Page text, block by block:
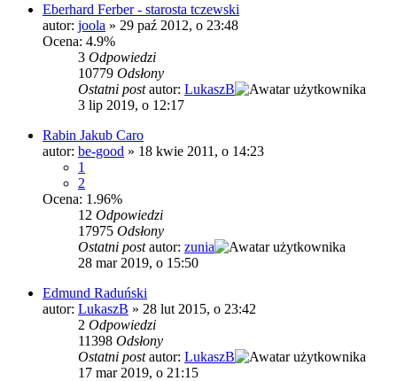
Eberhard Ferber - starosta tczewski
autor: joola » 29 paź 2012, o 23:48
Ocena: 4.9%
3 Odpowiedzi
10779 Odsłony
Ostatni postautor: LukaszB
3 lip 2019, o 12:17
Rabin Jakub Caro
autor: be-good » 18 kwie 2011, o 14:23
1
2
Ocena: 1.96%
12 Odpowiedzi
17975 Odsłony
Ostatni postautor: zunia
28 mar 2019, o 15:50
Edmund Raduński
autor: LukaszB » 28 lut 2015, o 23:42
2 Odpowiedzi
11398 Odsłony
Ostatni postautor: LukaszB
17 mar 2019, o 21:15